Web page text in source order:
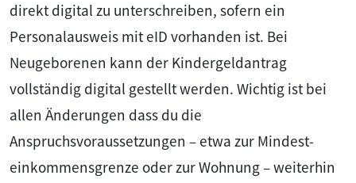
direkt digital zu unterschreiben, sofern ein
Personalausweis mit eID vorhanden ist. Bei
Neugeborenen kann der Kindergeldantrag
vollständig digital gestellt werden. Wichtig ist bei
allen Änderungen dass du die
Anspruchsvoraussetzungen – etwa zur Mindest­
einkommensgrenze oder zur Wohnung – weiterhin